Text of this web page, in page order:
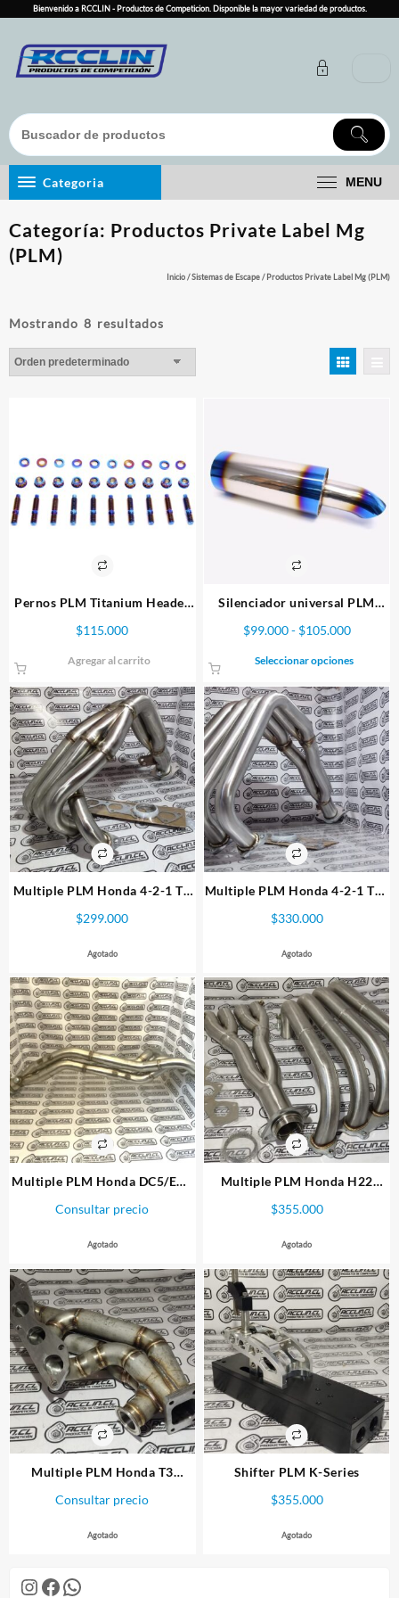
content
Bienvenido a RCCLIN - Productos de Competicion. Disponible la mayor variedad de productos.
Categoria MENU
Instagram
Facebook
WhatsApp
Categoría: Productos Private Label Mg
(PLM)
Inicio/Sistemas de Escape/ Productos Private Label Mg (PLM)
Mostrando 8 resultados
Pernos PLM Titanium Header
$115.000
Agregar al carrito
Silenciador universal PLM
delfín
$99.000- $105.000Rango
precios:
desde
$99.000
hasta
Seleccionar opciones
tiene
múltiples
variantes.
Las
opciones
se
pueden
elegir
en
la
Multiple PLM Honda 4-2-1 TA
$299.000
Agotado
Multiple PLM Honda 4-2-1 Tri-
$330.000
Agotado
Multiple PLM Honda DC5/EP3
Consultar precio
Agotado
Multiple PLM Honda H22
$355.000
Agotado
Multiple PLM Honda T3
Consultar precio
Agotado
Shifter PLM K-Series
$355.000
Agotado